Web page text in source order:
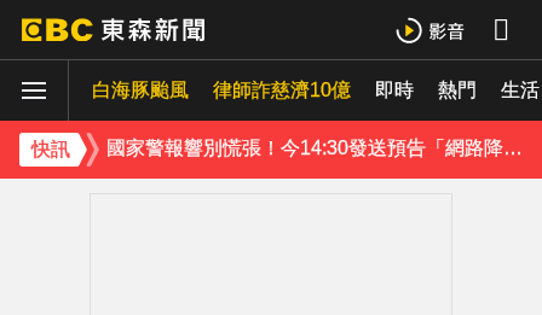
白海豚颱風 律師詐慈濟10億 即時 熱門 生活
快訊
下載東森App，隨時掌握天下大小事！
國家警報響別慌張！今14:30發送預告「網路降速」演習